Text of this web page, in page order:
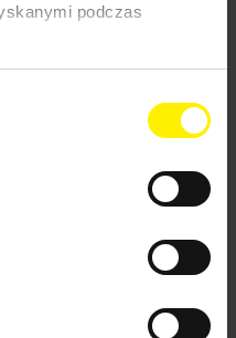
podczas
karcher
